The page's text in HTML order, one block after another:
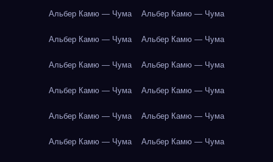
Альбер Камю — Чума Альбер Камю — Чума
Альбер Камю — Чума Альбер Камю — Чума
Альбер Камю — Чума Альбер Камю — Чума
Альбер Камю — Чума Альбер Камю — Чума
Альбер Камю — Чума Альбер Камю — Чума
Альбер Камю — Чума Альбер Камю — Чума